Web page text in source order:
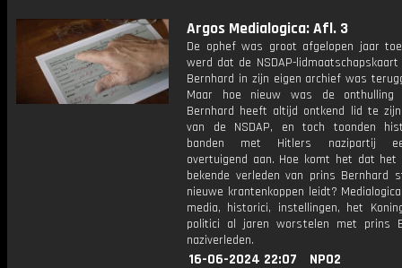
Argos Medialogica: Afl. 3
De ophef was groot afgelopen jaar
werd dat de NSDAP-
Bernhard in zijn eigen archief was
Maar hoe nieuw was de onthulling
Bernhard heeft altijd ontkend lid te
van de NSDAP, en toch toonden
banden met Hitlers nazipartij
overtuigend aan. Hoe komt het dat het
bekende verleden van prins Bernhard
nieuwe krantenkoppen leidt?
media, historici, instellingen, het
politici al jaren worstelen met prins
naziverleden.
16-06-2024 22:07
NPO2